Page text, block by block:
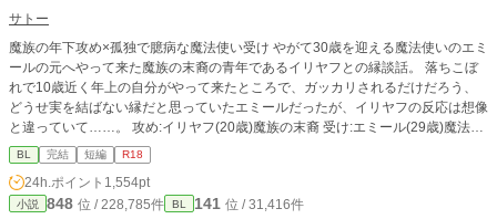
ートを乗り越えてから関係が変わる。瑛士さん、なんかやた
ら、距離が近くてあますぎて。そんな時、色んなツテで、薬
を作る夢の話が盛り上がってくる。Ωの対応や治験に向けて
活動を開始するようになる。夢に少しずつ近づくような。そ
んな中、従来の抑制剤の治験の闇やΩたちへの許されない行
為を耳にする。少しずつ証拠をそろえていくと、それを良く
身辺に煩わしいことをなくしたかったはずなのに、なぜかオ
レに関わってくる。仕事も忙しいのに、時間を見つけては、
サトー
魔族の年下攻め×孤独で臆病な魔法使い受け やがて30歳を迎える魔法使いのエミ
ールの元へやって来た魔族の末裔の青年であるイリヤフとの縁談話。 落ちこぼ
れで10歳近く年上の自分がやって来たところで、ガッカリされるだけだろう、
どうせ実を結ばない縁だと思っていたエミールだったが、イリヤフの反応は想像
と違っていて……。 攻め:イリヤフ(20歳)魔族の末裔 受け:エミール(29歳)魔法使
い 年下の恋人に熱烈なアプローチをされて結婚した孤独な魔法使いが幸福でエ
ッチな新婚生活を送るまでのお話。 この作品はムーンライトノベルズにも投稿
しています。
BL 完結 短編 R18
24h.ポイント 1,554pt
小説 848 位 / 228,785件 BL 141 位 / 31,416件